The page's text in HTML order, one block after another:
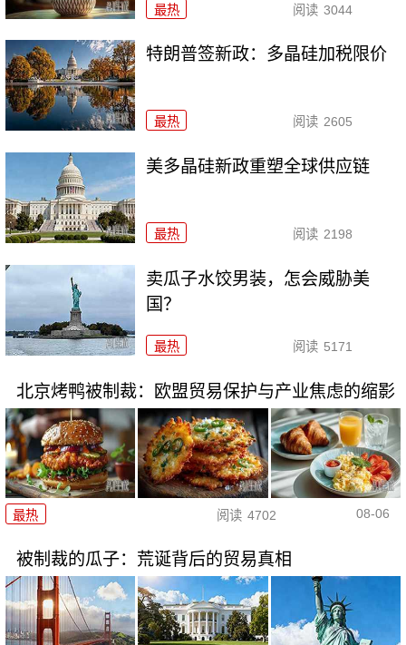
最热 阅读 3044
特朗普签新政：多晶硅加税限价
最热 阅读 2605
美多晶硅新政重塑全球供应链
最热 阅读 2198
卖瓜子水饺男装，怎会威胁美
国？
最热 阅读 5171
北京烤鸭被制裁：欧盟贸易保护与产业焦虑的缩影
最热 阅读 4702 08-06
被制裁的瓜子：荒诞背后的贸易真相